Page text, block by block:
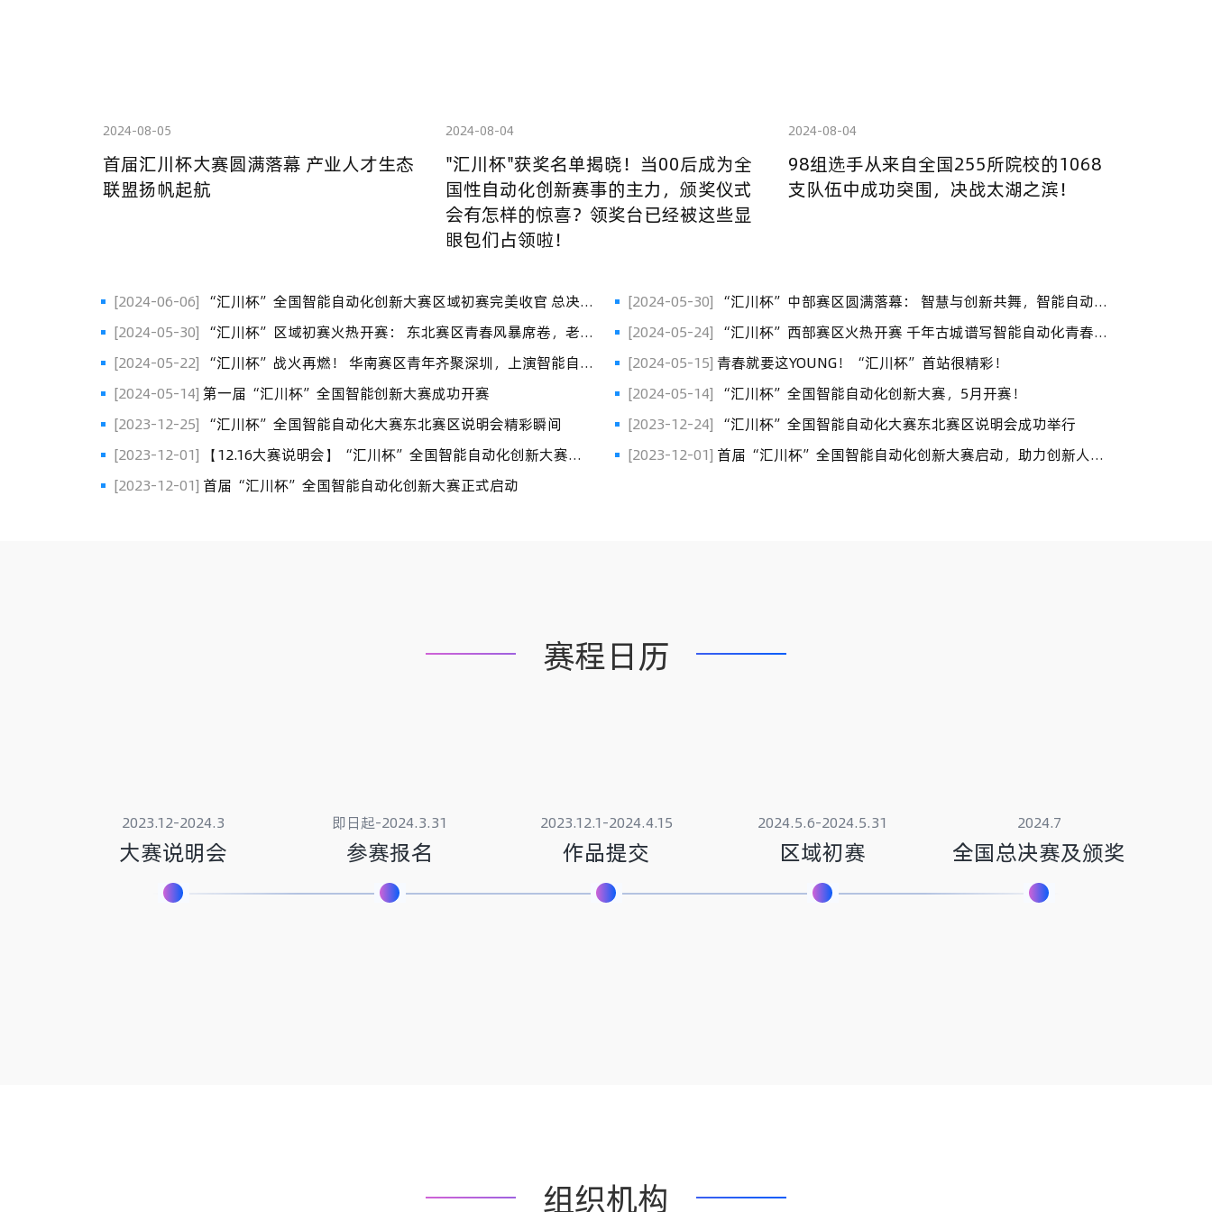
2024-08-05
首届汇川杯大赛圆满落幕 产业人才生态
联盟扬帆起航
2024-08-04
"汇川杯"获奖名单揭晓！当00后成为全
国性自动化创新赛事的主力，颁奖仪式
会有怎样的惊喜？领奖台已经被这些显
眼包们占领啦！
2024-08-04
98组选手从来自全国255所院校的1068
支队伍中成功突围，决战太湖之滨！
[2024-06-06]
即将揭幕
[2024-05-30]
未来已来
[2024-05-30]
业基地迎来新“势力”
[2024-05-24]
曲
[2024-05-22]
化创新大战
[2024-05-15] 青春就要这YOUNG！“汇川杯”首站很精彩！
[2024-05-14] 第一届“汇川杯”全国智能创新大赛成功开赛 [2024-05-14] “汇川杯”全国智能自动化创新大赛，5月开赛！
[2023-12-25] “汇川杯”全国智能自动化大赛东北赛区说明会精彩瞬间 [2023-12-24] “汇川杯”全国智能自动化大赛东北赛区说明会成功举行
[2023-12-01]
——哈尔滨工业大学站
[2023-12-01]
[2023-12-01] 首届“汇川杯”全国智能自动化创新大赛正式启动
赛程日历
2023.12-2024.3
大赛说明会
即日起-2024.3.31
参赛报名
2023.12.1-2024.4.15
作品提交
2024.5.6-2024.5.31
区域初赛
2024.7
全国总决赛及颁奖
组织机构